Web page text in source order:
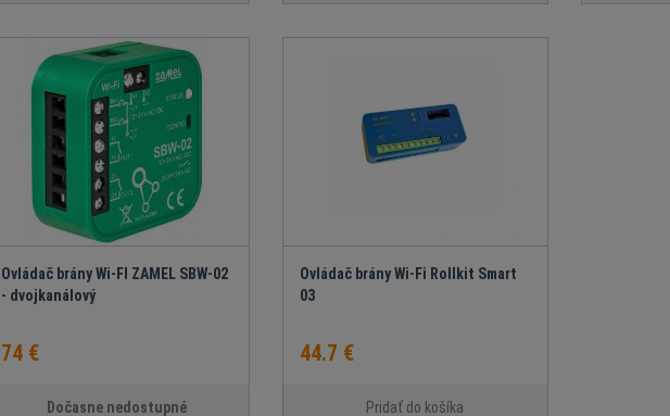
Ovládač brány Wi-FI ZAMEL SBW-02
- dvojkanálový
74 €
Dočasne nedostupné
Ovládač brány Wi-Fi Rollkit Smart
03
44.7 €
Pridať do košíka